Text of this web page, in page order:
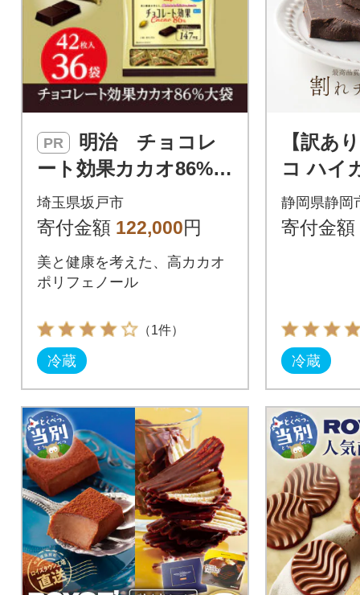
PR
ート効果カカオ86%大
袋 210g(42枚)×36袋
埼玉県坂戸市
寄付金額 122,000円
美と健康を考えた、高カカオ
ポリフェノール
（1件）
冷蔵
【訳あ
コ ハイ
80g×4
ュール
静岡県静岡
寄付金額
冷蔵